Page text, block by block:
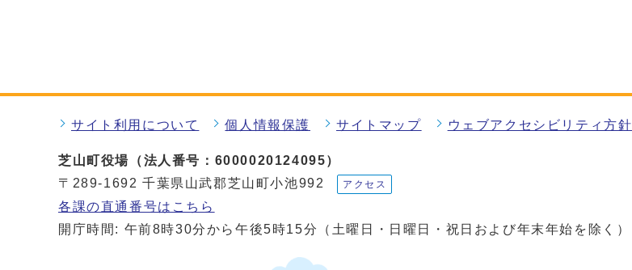
サイト利用について 個人情報保護 サイトマップ ウェブアクセシビリティ方針
芝山町役場（法人番号：6000020124095）
〒289-1692 千葉県山武郡芝山町小池992
アクセス
各課の直通番号はこちら
開庁時間: 午前8時30分から午後5時15分（土曜日・日曜日・祝日および年末年始を除く）